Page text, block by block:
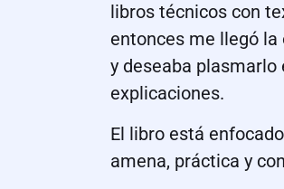
libros técnicos con
entonces me llegó
y deseaba
explicaciones.
El libro está
amena, práctica y